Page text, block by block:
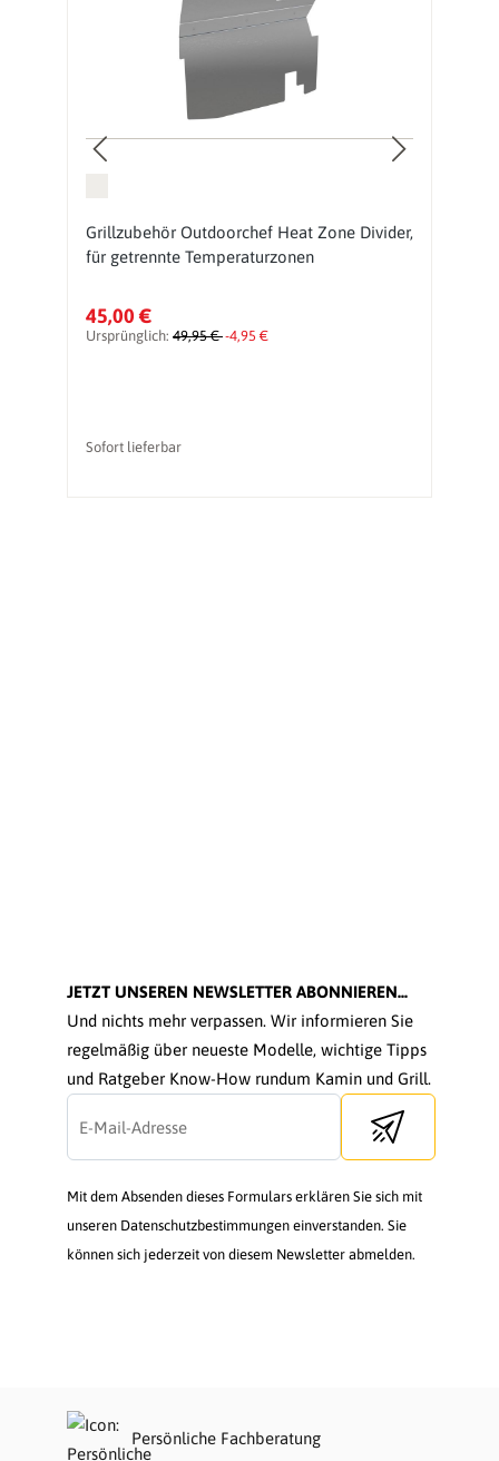
Grillzubehör Outdoorchef Heat Zone Divider,
für getrennte Temperaturzonen
45,00 €
Ursprünglich: 49,95 €-4,95 €
Sofort lieferbar
JETZT UNSEREN NEWSLETTER ABONNIEREN...
Und nichts mehr verpassen. Wir informieren Sie
regelmäßig über neueste Modelle, wichtige Tipps
und Ratgeber Know-How rundum Kamin und Grill.
Send newsletter
Mit dem Absenden dieses Formulars erklären Sie sich mit
unseren Datenschutzbestimmungen einverstanden. Sie
können sich jederzeit von diesem Newsletter abmelden.
Persönliche Fachberatung